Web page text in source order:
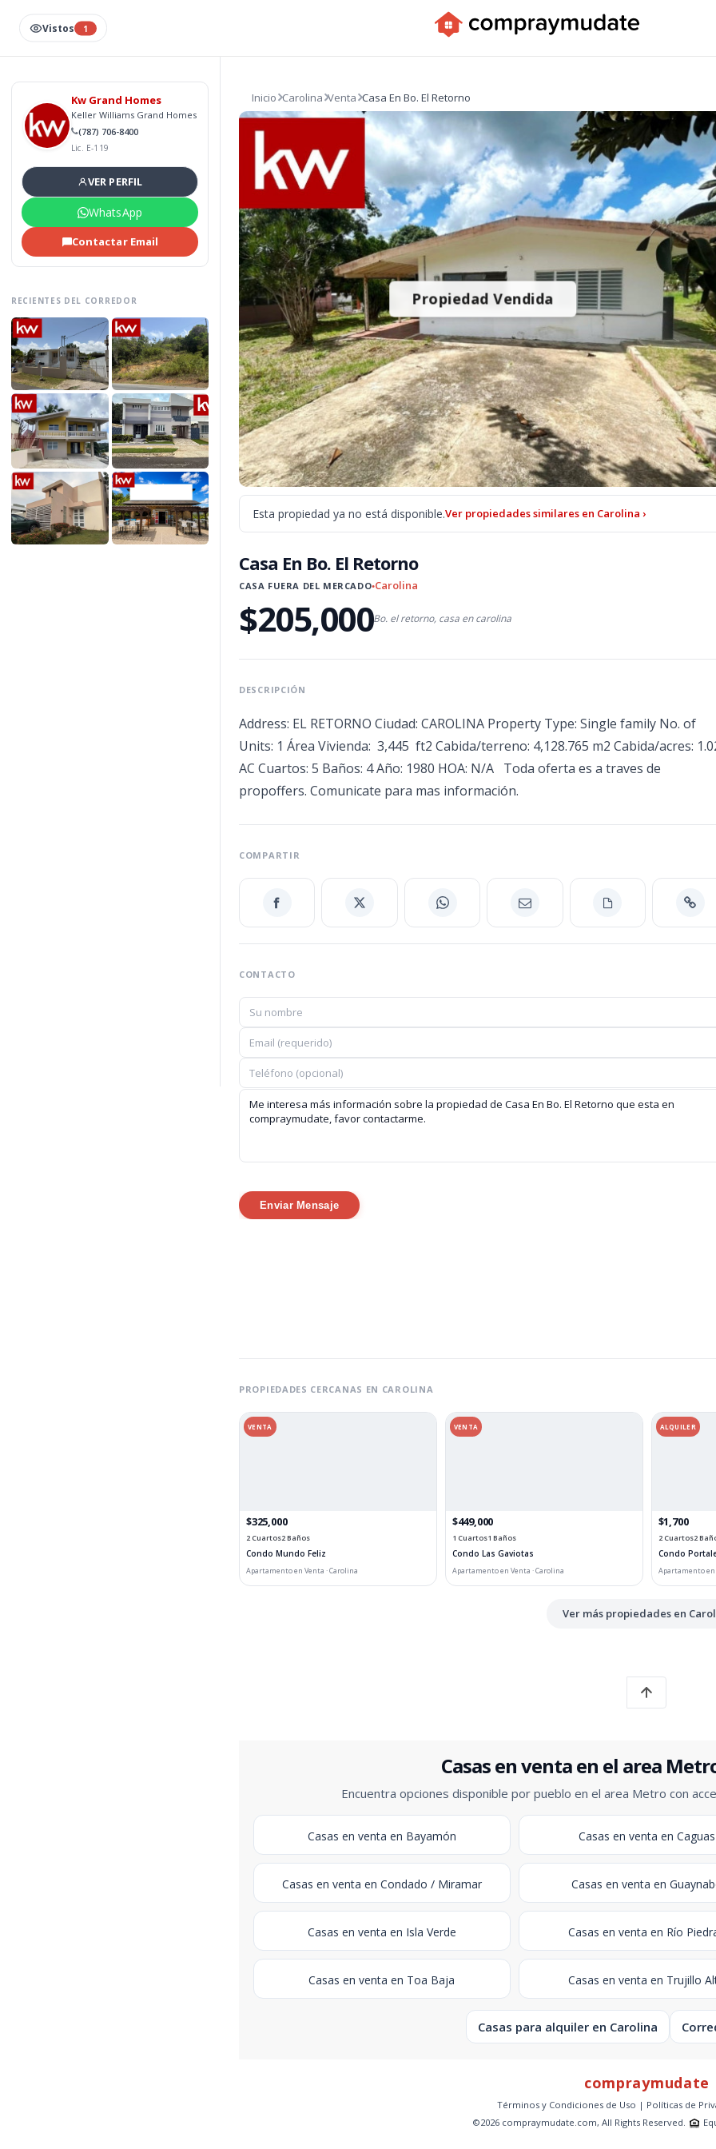
Vistos 1
Kw Grand Homes
Keller Williams Grand Homes
(787) 706-8400
Lic. E-119
VER PERFIL
WhatsApp
Contactar Email
RECIENTES DEL CORREDOR
$195,000
Barceloneta · Venta
$35,000
Florida · Venta
$170,000
Barranquitas · Venta
$315,000
Barceloneta · Venta
Inicio Carolina Venta Casa En Bo. El Retorno
Propiedad Vendida
Esta propiedad ya no está disponible.Ver propiedades similares en Carolina ›
Casa En Bo. El Retorno
CASA FUERA DEL MERCADO●Carolina
$205,000Bo. el retorno, casa en carolina
DESCRIPCIÓN
Address: EL RETORNO Ciudad: CAROLINA Property Type: Single family No. of
Units: 1 Área Vivienda: 3,445 ft2 Cabida/terreno: 4,128.765 m2 Cabida/acres:
AC Cuartos: 5 Baños: 4 Año: 1980 HOA: N/A Toda oferta es a traves de
propoffers. Comunicate para mas información.
COMPARTIR
CONTACTO
Enviar Mensaje
PROPIEDADES CERCANAS EN CAROLINA
VENTA
$325,000
2 Cuartos2 Baños
Condo Mundo Feliz
Apartamento en Venta · Carolina
VENTA
$449,000
1 Cuartos1 Baños
Condo Las Gaviotas
Apartamento en Venta · Carolina
ALQUILER
$1,700
2 Cuartos2
Condo
Apartamento
Ver más propiedades en
Casas en venta en el area
Encuentra opciones disponible por pueblo en el area Metro con
Casas en venta en Bayamón Casas en venta en Caguas
Casas en venta en Condado / Miramar Casas en venta en
Casas en venta en Isla Verde Casas en venta en Río
Casas en venta en Toa Baja Casas en venta en Trujillo
Casas para alquiler en Carolina
compraymudate
Términos y Condiciones de Uso | Políticas de
©2026 compraymudate.com, All Rights Reserved.